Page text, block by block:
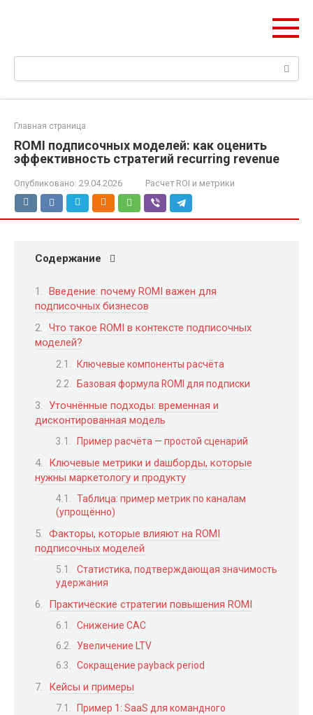
Поиск:
Главная страница
ROMI подписочных моделей: как оценить
эффективность стратегий recurring revenue
Опубликовано: 29.04.2026 Расчет ROI и метрики
Содержание
Введение: почему ROMI важен для
подписочных бизнесов
Что такое ROMI в контексте подписочных
моделей?
Ключевые компоненты расчёта
Базовая формула ROMI для подписки
Уточнённые подходы: временная и
дисконтированная модель
Пример расчёта — простой сценарий
Ключевые метрики и dашборды, которые
нужны маркетологу и продукту
Таблица: пример метрик по каналам
(упрощённо)
Факторы, которые влияют на ROMI
подписочных моделей
Статистика, подтверждающая значимость
удержания
Практические стратегии повышения ROMI
Снижение CAC
Увеличение LTV
Сокращение payback period
Кейсы и примеры
Пример 1: SaaS для командного